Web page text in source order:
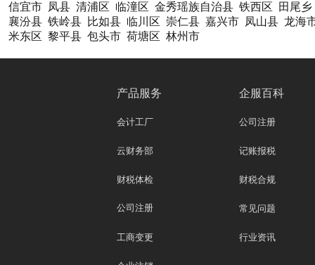
信宜市 凤县 清浦区 临潼区 金秀瑶族自治县 铁西区
田尾乡
襄汾县 铁岭县 比如县 临川区 崇仁县 嘉兴市 凤山县 龙海
米东区 黎平县 包头市 荷塘区 林州市
产品服务
会计工厂
云财务部
财税体检
公司注册
工商变更
企服百科
公司注册
记账报税
财税合规
常见问题
行业资讯